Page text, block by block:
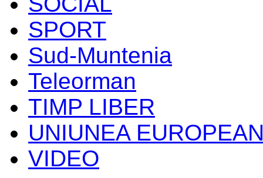
SPORT
Sud-Muntenia
Teleorman
TIMP LIBER
UNIUNEA
VIDEO